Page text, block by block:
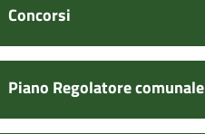
Concorsi
Piano Regolatore comunale